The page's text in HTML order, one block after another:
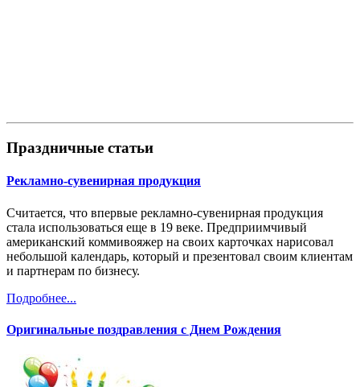
Праздничные статьи
Рекламно-сувенирная продукция
Считается, что впервые рекламно-сувенирная продукция
стала использоваться еще в 19 веке. Предприимчивый
американский коммивояжер на своих карточках нарисовал
небольшой календарь, который и презентовал своим клиентам
и партнерам по бизнесу.
Подробнее...
Оригинальные поздравления с Днем Рождения